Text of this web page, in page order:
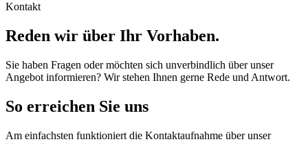
Kontakt
Reden wir über Ihr Vorhaben.
Sie haben Fragen oder möchten sich unverbindlich über unser
Angebot informieren? Wir stehen Ihnen gerne Rede und Antwort.
So erreichen Sie uns
Am einfachsten funktioniert die Kontaktaufnahme über unser